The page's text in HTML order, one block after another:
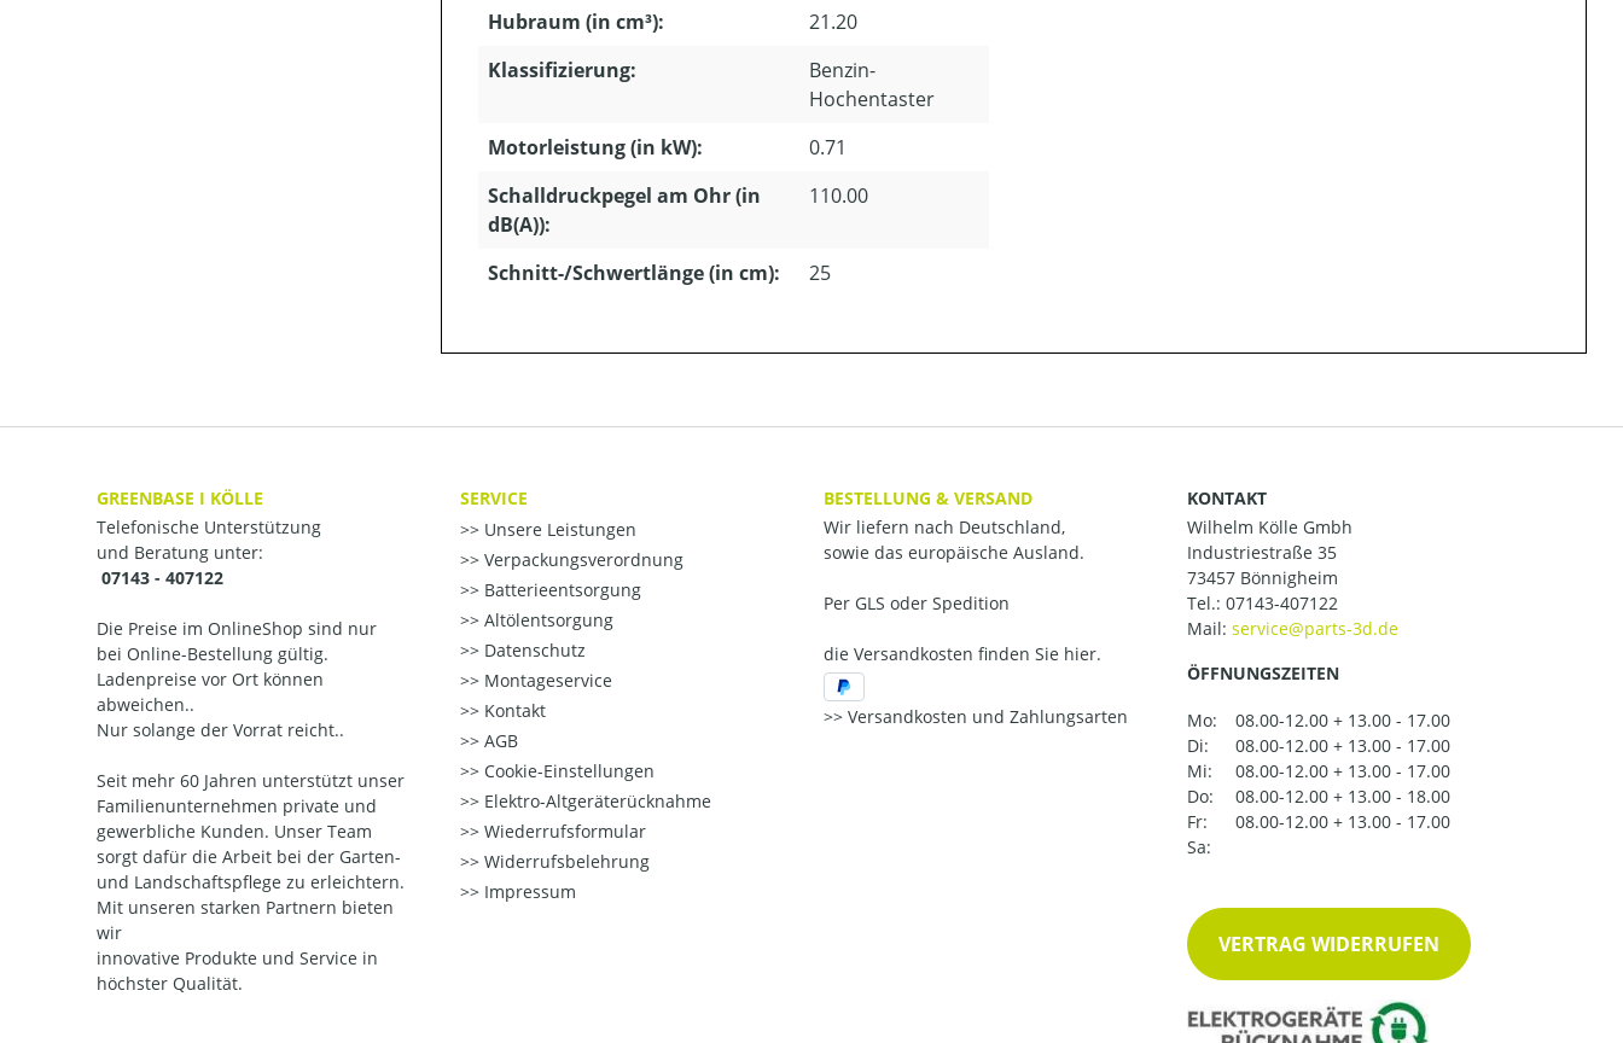
Hubraum (in cm³):
21.20
Klassifizierung:
Benzin-
Hochentaster
Motorleistung (in kW):
0.71
Schalldruckpegel am Ohr (in
dB(A)):
110.00
Schnitt-/Schwertlänge (in cm): 25
GREENBASE I KÖLLE
Telefonische Unterstützung
und Beratung unter:
07143 - 407122
Die Preise im OnlineShop sind nur
bei Online-Bestellung gültig.
Ladenpreise vor Ort können
abweichen..
Nur solange der Vorrat reicht..
Seit mehr 60 Jahren unterstützt unser
Familienunternehmen private und
gewerbliche Kunden. Unser Team
sorgt dafür die Arbeit bei der Garten-
und Landschaftspflege zu erleichtern.
Mit unseren starken Partnern bieten
wir
innovative Produkte und Service in
höchster Qualität.
SERVICE
Unsere Leistungen
Verpackungsverordnung
Batterieentsorgung
Altölentsorgung
Datenschutz
Montageservice
Kontakt
AGB
Cookie-Einstellungen
Elektro-Altgeräterücknahme
Wiederrufsformular
Widerrufsbelehrung
Impressum
BESTELLUNG & VERSAND
Wir liefern nach Deutschland,
sowie das europäische Ausland.
Per GLS oder Spedition
die Versandkosten finden Sie hier.
Versandkosten und Zahlungsarten
KONTAKT
Wilhelm Kölle Gmbh
Industriestraße 35
73457 Bönnigheim
Tel.: 07143-407122
Mail:
ÖFFNUNGSZEITEN
Mo:
08.00-12.00 + 13.00 - 17.00
Di:
08.00-12.00 + 13.00 - 17.00
Mi:
08.00-12.00 + 13.00 - 17.00
Do:
08.00-12.00 + 13.00 - 18.00
Fr:
08.00-12.00 + 13.00 - 17.00
Sa:
VERTRAG WIDERRUFEN